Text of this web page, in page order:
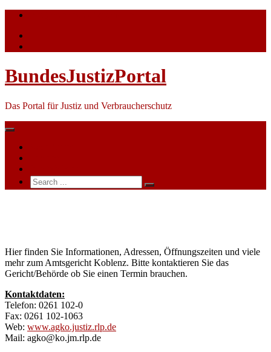
Skip
content
BundesJustizPortal
Das Portal für Justiz und Verbraucherschutz
Search
for:
Hier finden Sie Informationen, Adressen, Öffnungszeiten und viele
mehr zum Amtsgericht Koblenz. Bitte kontaktieren Sie das
Gericht/Behörde ob Sie einen Termin brauchen.
Kontaktdaten:
Telefon: 0261 102-0
Fax: 0261 102-1063
Web: www.agko.justiz.rlp.de
Mail: agko@ko.jm.rlp.de